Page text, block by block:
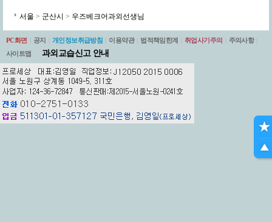
서울 > 군산시 > 우즈베크어과외선생님
PC화면 공지 개인정보취급방침 이용약관 법적책임한계 취업사기주의 주의사항
사이트맵
과외교습신고 안내